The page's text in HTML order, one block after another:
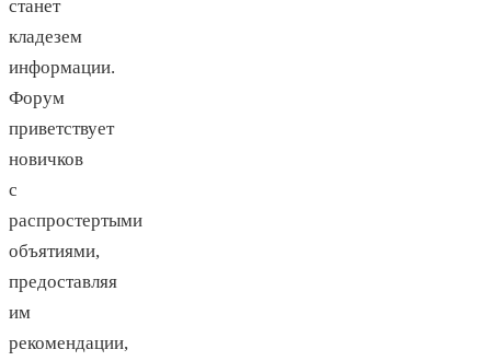
станет
кладезем
информации.
Форум
приветствует
новичков
с
распростертыми
объятиями,
предоставляя
им
рекомендации,